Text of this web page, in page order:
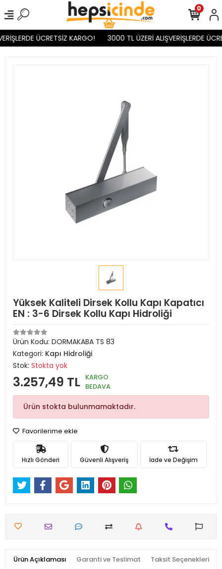
ÜCRETSİZ KARGO! 3000 TL ÜZERİ ALIŞVERİŞLERDE
0
Yüksek Kaliteli Dirsek Kollu Kapı Kapatıcı
EN : 3-6 Dirsek Kollu Kapı Hidroliği
Ürün Kodu: DORMAKABA TS 83
Kategori: Kapı Hidroliği
Stok: Stokta yok
3.257,49 TL KARGO
BEDAVA
Ürün stokta bulunmamaktadır.
Favorilerime ekle
Hızlı Gönderi Güvenli Alışveriş İade ve Değişim
Ürün Açıklaması Garanti ve Teslimat Taksit Seçenekleri